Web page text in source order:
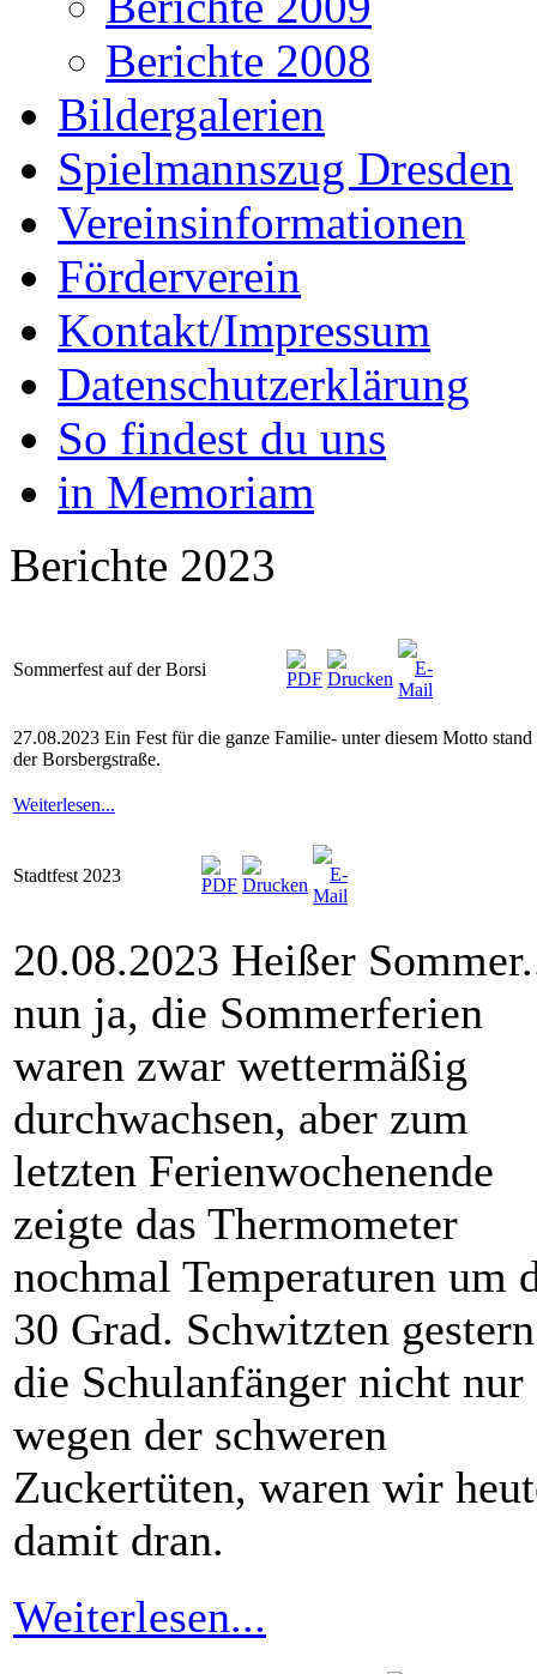
Berichte 2008
Bildergalerien
Spielmannszug Dresden
Vereinsinformationen
Förderverein
Kontakt/Impressum
Datenschutzerklärung
So findest du uns
in Memoriam
Berichte 2023
Sommerfest auf der Borsi
27.08.2023 Ein Fest für die ganze Familie- unter diesem Motto
der Borsbergstraße.
Weiterlesen...
Stadtfest 2023
20.08.2023 Heißer
nun ja, die Sommerferien
waren zwar wettermäßig
durchwachsen, aber zum
letzten Ferienwochenende
zeigte das Thermometer
nochmal Temperaturen um
30 Grad. Schwitzten gestern
die Schulanfänger nicht nur
wegen der schweren
Zuckertüten, waren wir
damit dran.
Weiterlesen...